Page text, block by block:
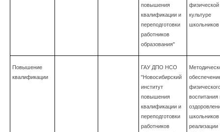
повышения
квалификации и
переподготовки
работников
образования"
физической
культуре
школьников
Повышение
квалификации
ГАУ ДПО НСО
"Новосибирский
институт
повышения
квалификации и
переподготовки
работников
воспитания
школьников
реализации